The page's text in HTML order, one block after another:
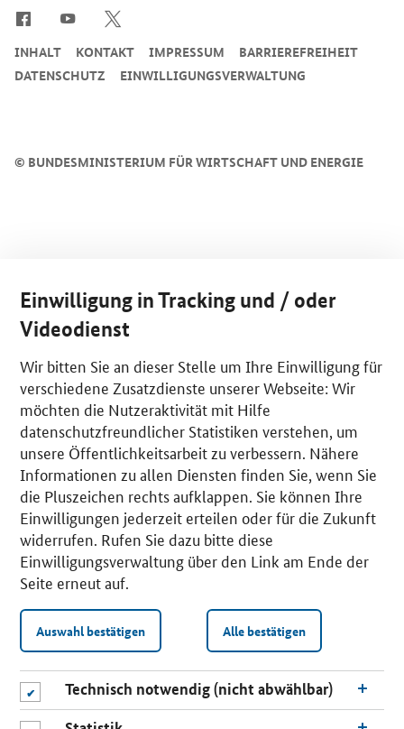
© BUNDESMINISTERIUM FÜR WIRTSCHAFT UND ENERGIE
INHALT KONTAKT IMPRESSUM
BARRIEREFREIHEIT
DATENSCHUTZ
EINWILLIGUNGSVERWALTUNG
Einwilligung in Tracking und / oder
Videodienst
Wir bitten Sie an dieser Stelle um Ihre Einwilligung für
verschiedene Zusatzdienste unserer Webseite: Wir
möchten die Nutzeraktivität mit Hilfe
datenschutzfreundlicher Statistiken verstehen, um
unsere Öffentlichkeitsarbeit zu verbessern. Nähere
Informationen zu allen Diensten finden Sie, wenn Sie
die Pluszeichen rechts aufklappen. Sie können Ihre
Einwilligungen jederzeit erteilen oder für die Zukunft
widerrufen. Rufen Sie dazu bitte diese
Einwilligungsverwaltung über den Link am Ende der
Seite erneut auf.
Auswahl bestätigen Alle bestätigen
Technisch notwendig (nicht abwählbar)